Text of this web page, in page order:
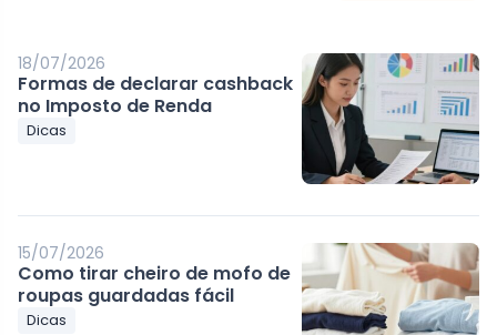
18/07/2026
Formas de declarar cashback
no Imposto de Renda
Dicas
15/07/2026
Como tirar cheiro de mofo de
roupas guardadas fácil
Dicas